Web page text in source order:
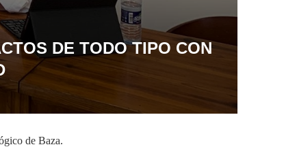
DE TODO TIPO CON
de Baza.